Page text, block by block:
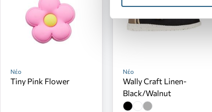
Νέο
Tiny Pink Flower
Νέο
Wally Craft Linen-
Black/Walnut